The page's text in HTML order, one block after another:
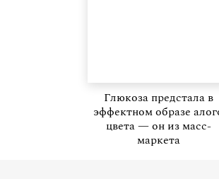
Глюкоза предстала в
эффектном образе
цвета — он из масс-
маркета